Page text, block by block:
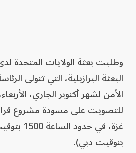
وطلبت بعثة الولايات المتحدة
البعثة البرازيلية، التي تتولى
الأمن لشهر أكتوبر الجاري،
للتصويت على مسودة مشروع
بتوقيت دبي).